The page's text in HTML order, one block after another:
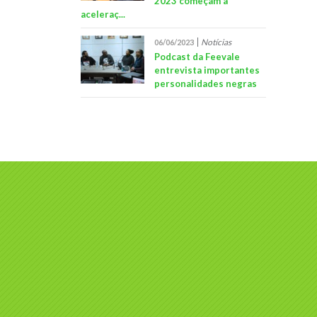
aceleraç...
06/06/2023 Notícias
Podcast da Feevale
entrevista importantes
personalidades negras